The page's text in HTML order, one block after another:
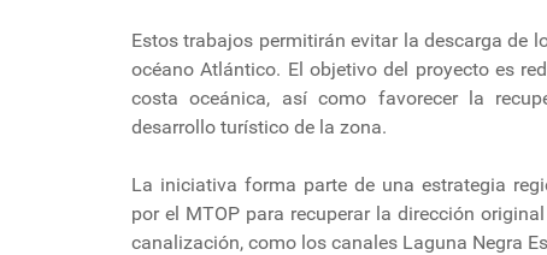
Estos trabajos permitirán evitar la descarga de
océano Atlántico. El objetivo del proyecto es
costa oceánica, así como favorecer la
desarrollo turístico de la zona.
La iniciativa forma parte de una estrategia
por el MTOP para recuperar la dirección
canalización, como los canales Laguna Negra